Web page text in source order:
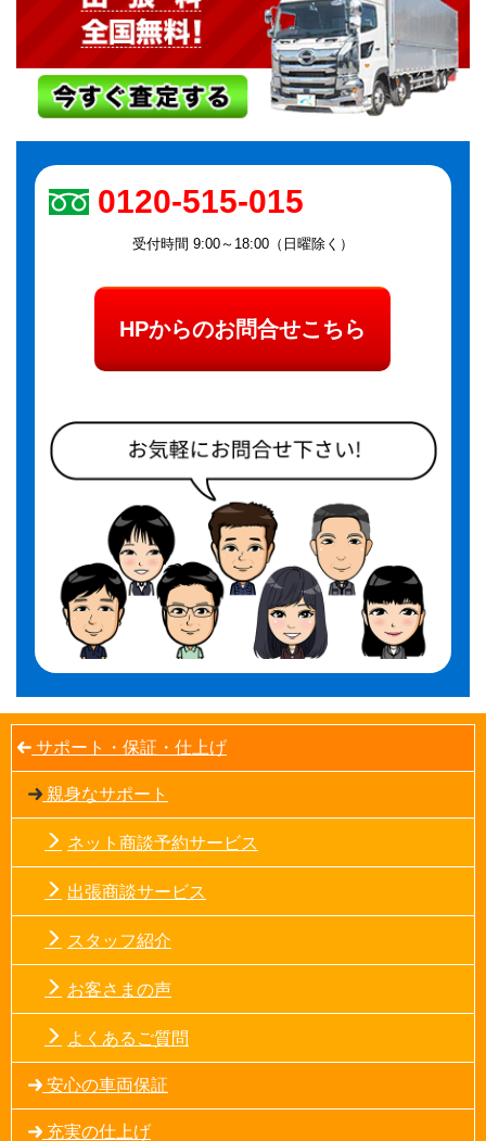
0120-515-015
受付時間 9:00～18:00（日曜除く）
HPからのお問合せこちら
サポート・保証・仕上げ
親身なサポート
ネット商談予約サービス
出張商談サービス
スタッフ紹介
お客さまの声
よくあるご質問
安心の車両保証
充実の仕上げ